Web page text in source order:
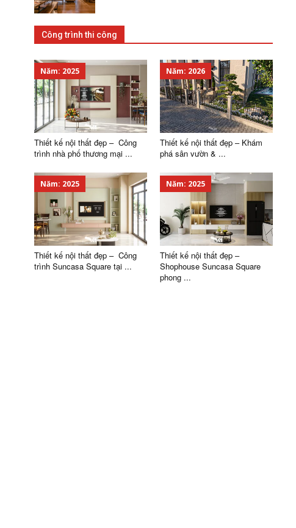
Công trình thi công
Năm: 2025
Thiết kế nội thất đẹp – Công
trình nhà phố thương mại ...
Năm: 2026
Thiết kế nội thất đẹp – Khám
phá sân vườn & ...
Năm: 2025
Thiết kế nội thất đẹp – Công
trình Suncasa Square tại ...
Năm: 2025
Thiết kế nội thất đẹp –
Shophouse Suncasa Square
phong ...